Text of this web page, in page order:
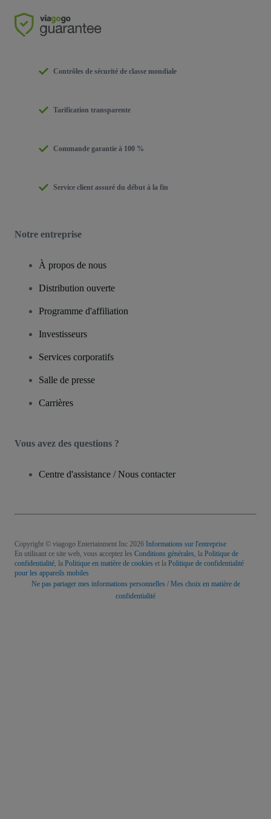
Contrôles de sécurité de classe mondiale
Tarification transparente
Commande garantie à 100 %
Service client assuré du début à la fin
Notre entreprise
À propos de nous
Distribution ouverte
Programme d'affiliation
Investisseurs
Services corporatifs
Salle de presse
Carrières
Vous avez des questions ?
Centre d'assistance / Nous contacter
Copyright © viagogo Entertainment Inc 2026 Informations sur l'entreprise
En utilisant ce site web, vous acceptez les Conditions générales, la Politique de
confidentialité, la Politique en matière de cookies et la Politique de confidentialité
pour les appareils mobiles
Ne pas partager mes informations personnelles / Mes choix en matière de
confidentialité